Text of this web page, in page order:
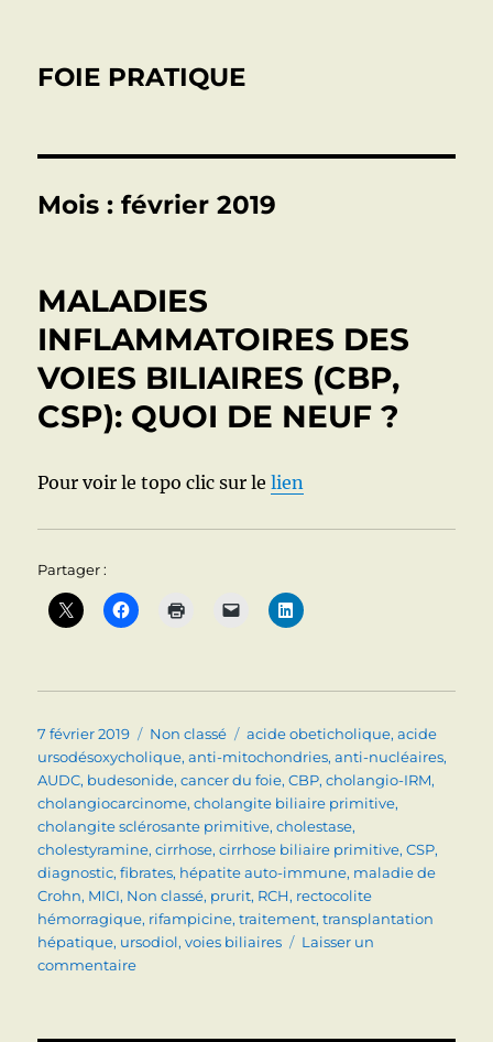
FOIE PRATIQUE
Mois :février 2019
MALADIES
INFLAMMATOIRES DES
VOIES BILIAIRES (CBP,
CSP): QUOI DE NEUF ?
Pour voir le topo clic sur lelien
Partager :
Publié
le
7 février 2019 Catégories
Non classé Étiquettes
acide obeticholique,acide
ursodésoxycholique,anti-mitochondries,anti-nucléaires,
AUDC, budesonide,cancer du foie,CBP,cholangio-IRM,
cholangiocarcinome,cholangite biliaire primitive,
cholangite sclérosante primitive,cholestase,
cholestyramine,cirrhose,cirrhose biliaire primitive,CSP,
diagnostic,fibrates, hépatite auto-immune, maladie de
Crohn, MICI, Non classé, prurit, RCH, rectocolite
hémorragique, rifampicine,traitement,transplantation
hépatique, ursodiol,voies biliaires
Laisser un
commentairesur